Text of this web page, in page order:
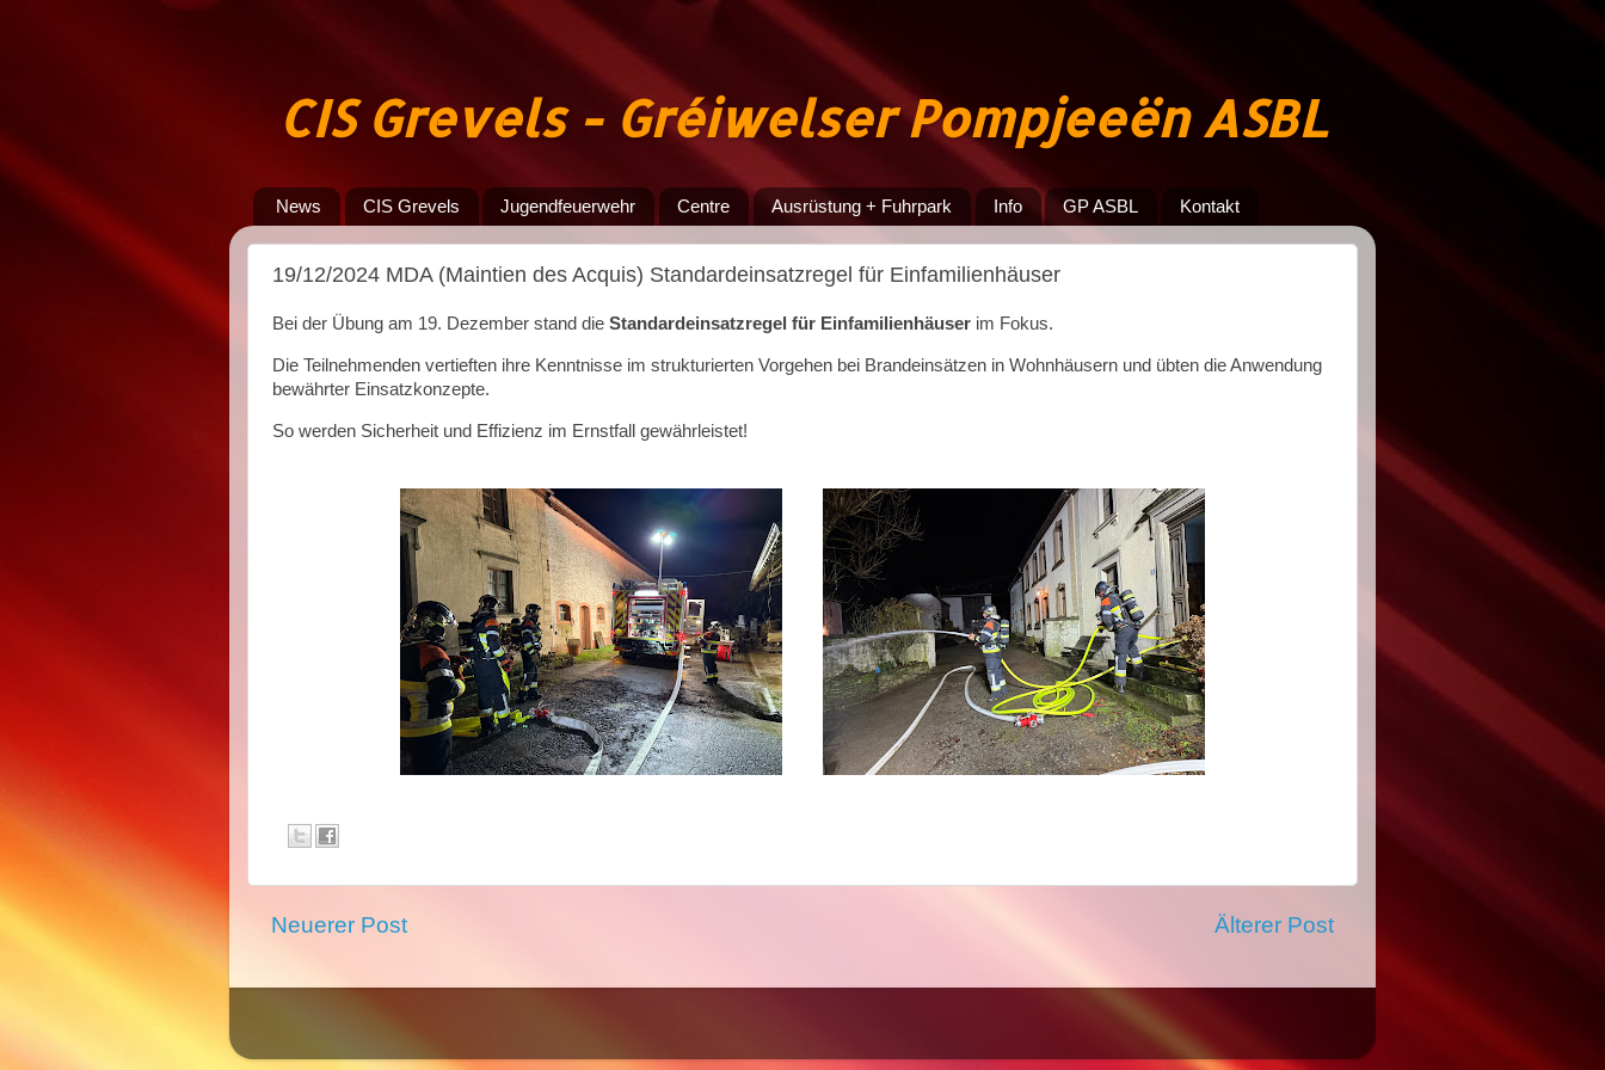
CIS Grevels - Gréiwelser Pompjeeën ASBL
News CIS Grevels Jugendfeuerwehr Centre Ausrüstung + Fuhrpark Info GP ASBL Kontakt
19/12/2024 MDA (Maintien des Acquis) Standardeinsatzregel für Einfamilienhäuser
Bei der Übung am 19. Dezember stand die Standardeinsatzregel für Einfamilienhäuser im Fokus.
Die Teilnehmenden vertieften ihre Kenntnisse im strukturierten Vorgehen bei Brandeinsätzen in Wohnhäusern und übten die Anwendung
bewährter Einsatzkonzepte.
So werden Sicherheit und Effizienz im Ernstfall gewährleistet!
Neuerer Post Älterer Post